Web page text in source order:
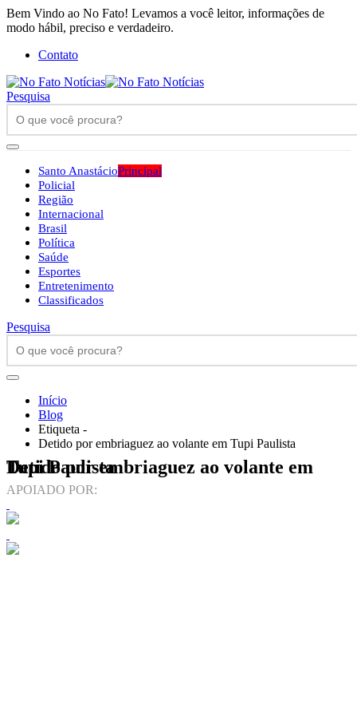
Bem Vindo ao No Fato! Levamos a você leitor, informações de
modo hábil, preciso e verdadeiro.
Contato
Pesquisa
Santo AnastácioPrincipal
Policial
Região
Internacional
Brasil
Política
Saúde
Esportes
Entretenimento
Classificados
Pesquisa
Início
Blog
Etiqueta -
Detido por embriaguez ao volante em Tupi Paulista
Detido por embriaguez ao volante em Tupi Paulista
APOIADO POR: